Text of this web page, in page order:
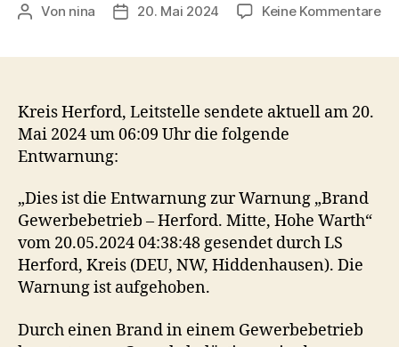
Beitragsautor
Von nina Veröffentlichungsdatum
20. Mai 2024 Keine Kommentarezu
Kreis Herford, Leitstelle sendete aktuell am 20.
Mai 2024 um 06:09 Uhr die folgende
Entwarnung:
„Dies ist die Entwarnung zur Warnung „Brand
Gewerbebetrieb – Herford. Mitte, Hohe Warth“
vom 20.05.2024 04:38:48 gesendet durch LS
Herford, Kreis (DEU, NW, Hiddenhausen). Die
Warnung ist aufgehoben.
Durch einen Brand in einem Gewerbebetrieb